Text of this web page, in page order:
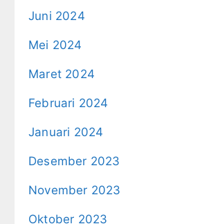
Juni 2024
Mei 2024
Maret 2024
Februari 2024
Januari 2024
Desember 2023
November 2023
Oktober 2023